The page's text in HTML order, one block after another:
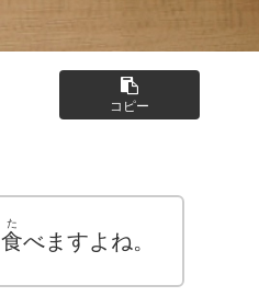
コピー
食
た
べますよね。